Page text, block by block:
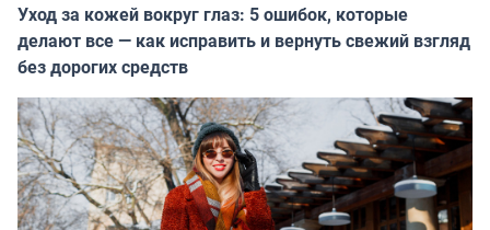
Уход за кожей вокруг глаз: 5 ошибок, которые
делают все — как исправить и вернуть свежий взгляд
без дорогих средств